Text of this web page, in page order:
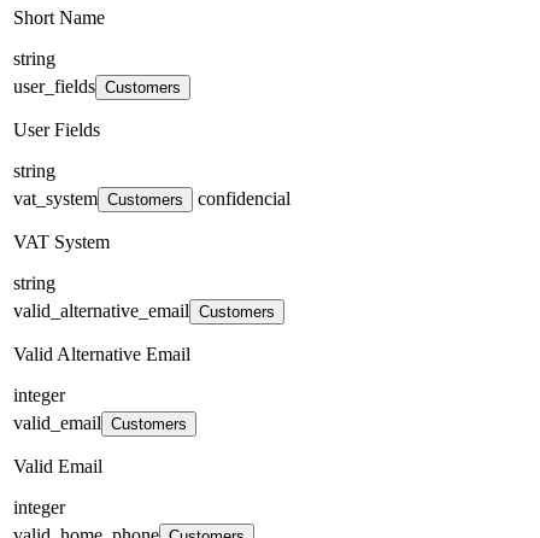
Short Name
string
user_fields Customers
User Fields
string
vat_system Customers confidencial
VAT System
string
valid_alternative_email Customers
Valid Alternative Email
integer
valid_email Customers
Valid Email
integer